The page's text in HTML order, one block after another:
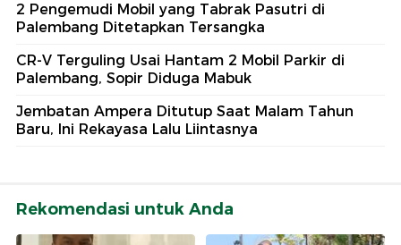
2 Pengemudi Mobil yang Tabrak Pasutri di
Palembang Ditetapkan Tersangka
CR-V Terguling Usai Hantam 2 Mobil Parkir di
Palembang, Sopir Diduga Mabuk
Jembatan Ampera Ditutup Saat Malam Tahun
Baru, Ini Rekayasa Lalu Liintasnya
Rekomendasi untuk Anda